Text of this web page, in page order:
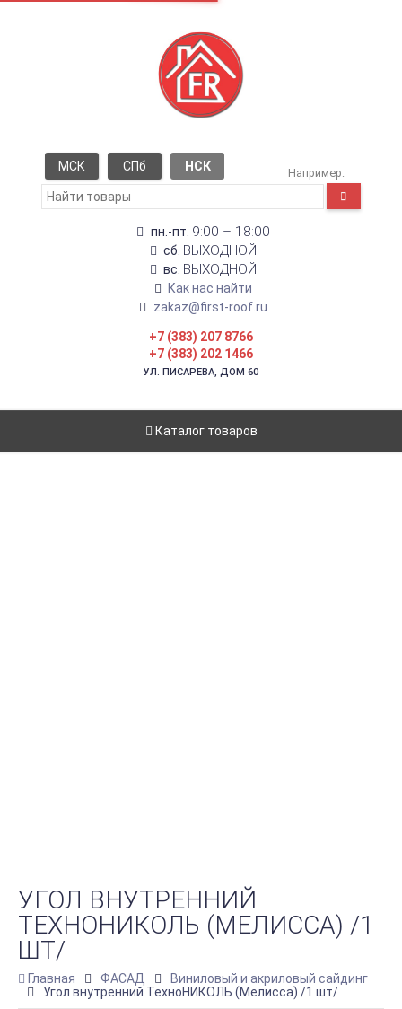
МСК СПб НСК Например:
пн.-пт. 9:00 – 18:00
сб. ВЫХОДНОЙ
вс. ВЫХОДНОЙ
Как нас найти
zakaz@first-roof.ru
+7 (383) 207 8766
+7 (383) 202 1466
УЛ. ПИСАРЕВА, ДОМ 60
Каталог товаров
УГОЛ ВНУТРЕННИЙ
ТЕХНОНИКОЛЬ (МЕЛИССА) /1
ШТ/
Главная ФАСАД
Виниловый и акриловый сайдинг
Угол внутренний ТехноНИКОЛЬ (Мелисса) /1 шт/